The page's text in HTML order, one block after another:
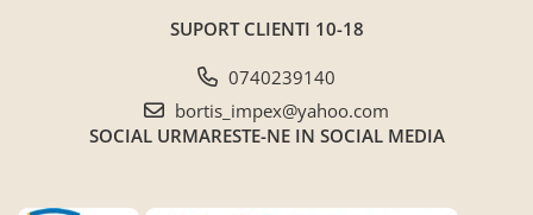
SUPORT CLIENTI 10-18
0740239140
bortis_impex@yahoo.com
SOCIAL URMARESTE-NE IN SOCIAL MEDIA